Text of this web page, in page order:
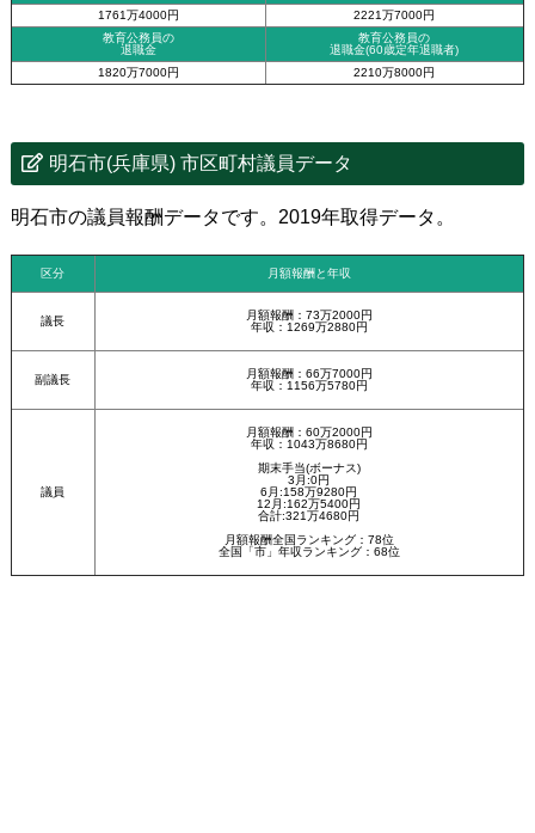
1761万4000円
2221万7000円
教育公務員の
退職金
教育公務員の
退職金(60歳定年退職者)
1820万7000円
2210万8000円
明石市(兵庫県) 市区町村議員データ
明石市の議員報酬データです。2019年取得データ。
区分 月額報酬と年収
議長
月額報酬：73万2000円
年収：1269万2880円
副議長
月額報酬：66万7000円
年収：1156万5780円
議員
月額報酬：60万2000円
年収：1043万8680円
期末手当(ボーナス)
3月:0円
6月:158万9280円
12月:162万5400円
合計:321万4680円
月額報酬全国ランキング：78位
全国「市」年収ランキング：68位